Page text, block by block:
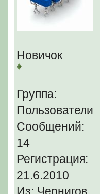
Новичок
Группа:
Пользователи
Сообщений:
14
Регистрация:
21.6.2010